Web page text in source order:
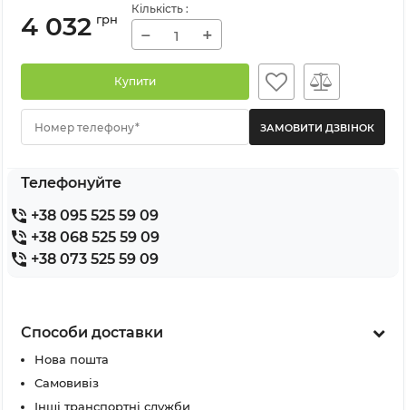
4 032 грн
Кількість :
− +
Купити
Номер телефону*
Телефонуйте
+38 095 525 59 09
+38 068 525 59 09
+38 073 525 59 09
Способи доставки
Нова пошта
Самовивіз
Інші транспортні служби